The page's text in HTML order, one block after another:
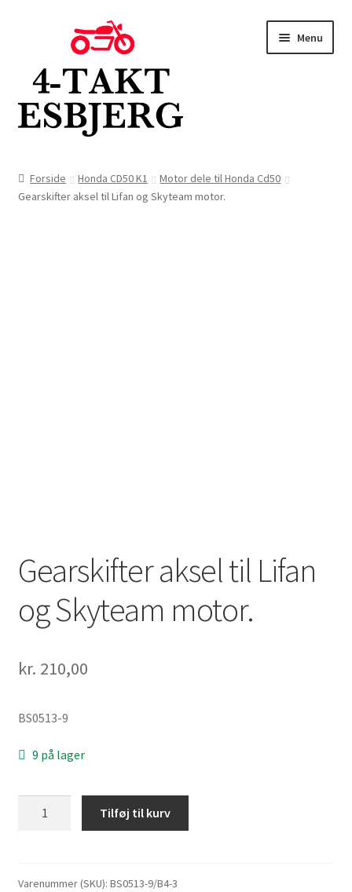
navigation
indhold
Menu
Butik
Forside Honda CD50 K1
Motor dele til Honda Cd50
Gearskifter aksel til Lifan og Skyteam motor.
Gearskifter aksel til Lifan
og Skyteam motor.
kr. 210,00
BS0513-9
9 på lager
og
Tilføj til kurv
Varenummer (SKU): BS0513-9/B4-3